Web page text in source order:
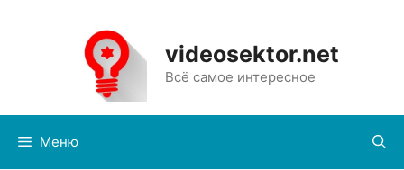
содержимому
videosektor.net
Всё самое интересное
Меню